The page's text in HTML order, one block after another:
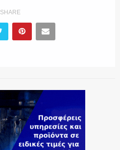
SHARE